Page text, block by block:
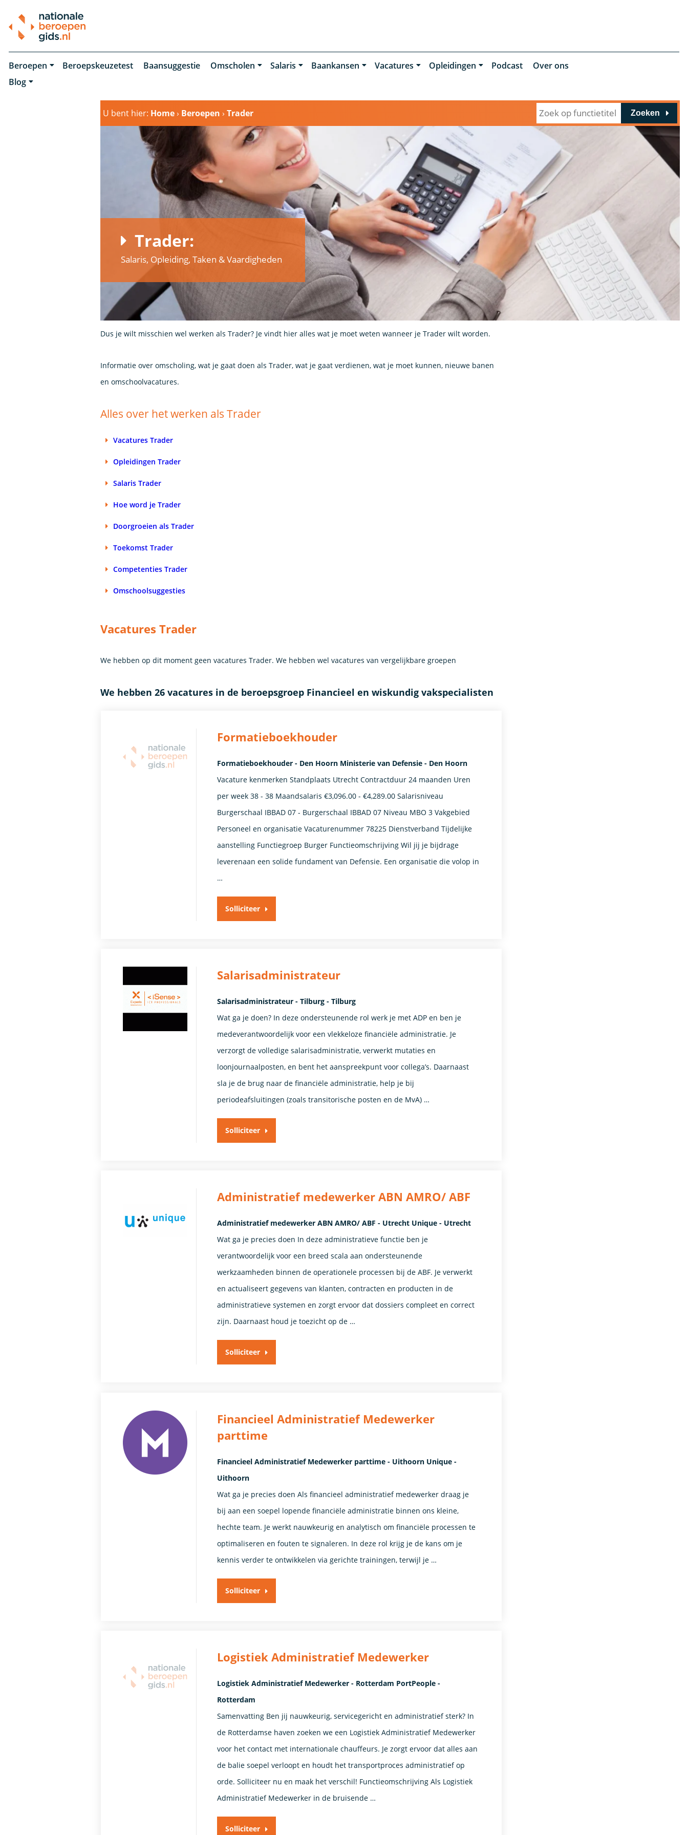
Beroepen Beroepskeuzetest Baansuggestie Omscholen Salaris Baankansen Vacatures Opleidingen Podcast
Over ons
Blog
U bent hier: Home› Beroepen ›Trader Zoeken
Trader:
Salaris, Opleiding, Taken & Vaardigheden
Dus je wilt misschien wel werken als Trader? Je vindt hier alles wat je moet weten wanneer je Trader wilt worden.
Informatie over omscholing, wat je gaat doen als Trader, wat je gaat verdienen, wat je moet kunnen, nieuwe banen
en omschoolvacatures.
Alles over het werken als Trader
Vacatures Trader
Opleidingen Trader
Salaris Trader
Hoe word je Trader
Doorgroeien als Trader
Toekomst Trader
Competenties Trader
Omschoolsuggesties
Vacatures Trader
We hebben op dit moment geen vacatures Trader. We hebben wel vacatures van vergelijkbare groepen
We hebben 26 vacatures in de beroepsgroep Financieel en wiskundig vakspecialisten
Formatieboekhouder
Formatieboekhouder - Den Hoorn Ministerie van Defensie - Den Hoorn
Vacature kenmerken Standplaats Utrecht Contractduur 24 maanden Uren
per week 38 - 38 Maandsalaris €3,096.00 - €4,289.00 Salarisniveau
Burgerschaal IBBAD 07 - Burgerschaal IBBAD 07 Niveau MBO 3 Vakgebied
Personeel en organisatie Vacaturenummer 78225 Dienstverband Tijdelijke
aanstelling​​ Functiegroep Burger​ Functieomschrijving Wil jij je bijdrage
leverenaan een solide fundament van Defensie. Een organisatie die volop in
…
Solliciteer
Salarisadministrateur
Salarisadministrateur - Tilburg - Tilburg
Wat ga je doen? In deze ondersteunende rol werk je met ADP en ben je
medeverantwoordelijk voor een vlekkeloze financiële administratie. Je
verzorgt de volledige salarisadministratie, verwerkt mutaties en
loonjournaalposten, en bent het aanspreekpunt voor collega’s. Daarnaast
sla je de brug naar de financiële administratie, help je bij
periodeafsluitingen (zoals transitorische posten en de MvA) …
Solliciteer
Administratief medewerker ABN AMRO/ ABF
Administratief medewerker ABN AMRO/ ABF - Utrecht Unique - Utrecht
Wat ga je precies doen In deze administratieve functie ben je
verantwoordelijk voor een breed scala aan ondersteunende
werkzaamheden binnen de operationele processen bij de ABF. Je verwerkt
en actualiseert gegevens van klanten, contracten en producten in de
administratieve systemen en zorgt ervoor dat dossiers compleet en correct
zijn. Daarnaast houd je toezicht op de …
Solliciteer
Financieel Administratief Medewerker
parttime
Financieel Administratief Medewerker parttime - Uithoorn Unique -
Uithoorn
Wat ga je precies doen Als financieel administratief medewerker draag je
bij aan een soepel lopende financiële administratie binnen ons kleine,
hechte team. Je werkt nauwkeurig en analytisch om financiële processen te
optimaliseren en fouten te signaleren. In deze rol krijg je de kans om je
kennis verder te ontwikkelen via gerichte trainingen, terwijl je …
Solliciteer
Logistiek Administratief Medewerker
Logistiek Administratief Medewerker - Rotterdam PortPeople -
Rotterdam
Samenvatting Ben jij nauwkeurig, servicegericht en administratief sterk? In
de Rotterdamse haven zoeken we een Logistiek Administratief Medewerker
voor het contact met internationale chauffeurs. Je zorgt ervoor dat alles aan
de balie soepel verloopt en houdt het transportproces administratief op
orde. Solliciteer nu en maak het verschil! Functieomschrijving Als Logistiek
Administratief Medewerker in de bruisende …
Solliciteer